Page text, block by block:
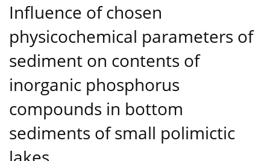
Influence of chosen
physicochemical parameters of
sediment on contents of
inorganic phosphorus
compounds in bottom
sediments of small polimictic